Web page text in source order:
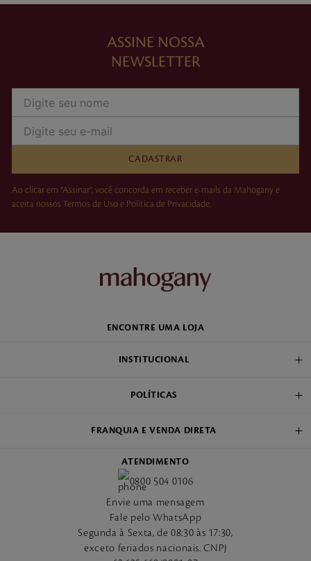
ASSINE NOSSA
NEWSLETTER
CADASTRAR
Ao clicar em “Assinar”, você concorda em receber e-mails da Mahogany e
aceita nossos Termos de Uso e Política de Privacidade.
ENCONTRE UMA LOJA
INSTITUCIONAL
POLÍTICAS
FRANQUIA E VENDA DIRETA
ATENDIMENTO
0800 504 0106
Envie uma mensagem
Fale pelo WhatsApp
Segunda à Sexta, de 08:30 às 17:30,
exceto feriados nacionais. CNPJ